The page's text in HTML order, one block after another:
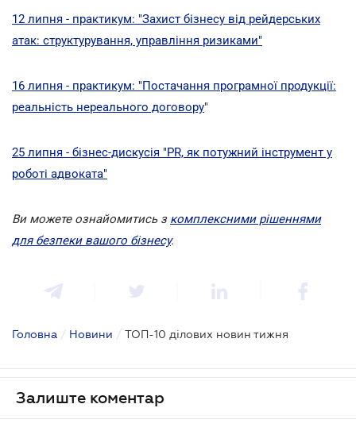
12 липня - практикум: "Захист бізнесу від рейдерських
атак: структурування, управління ризиками"
16 липня - практикум: "Постачання програмної продукції:
реальність нереального договору"
25 липня - бізнес-дискусія "PR, як потужний інструмент у
роботі адвоката"
Ви можете ознайомитись з комплексними рішеннями
для безпеки вашого бізнесу.
Головна / Новини / ТОП-10 ділових новин тижня
Залиште коментар